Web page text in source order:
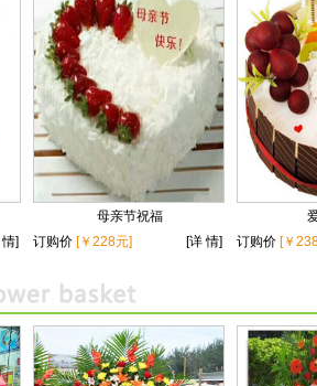
]
母亲节祝福
订购价 [￥228元] [详 情]
订购价 [￥